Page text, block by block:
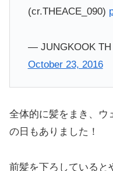
(cr.THEACE_090)
— JUNGKOOK TH
October 23, 2016
全体的に髪をまき、ウ
の日もありました！
前髪を下ろしていると